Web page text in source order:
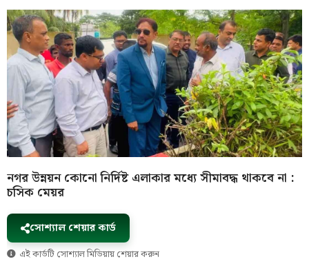
নগর উন্নয়ন কোনো নির্দিষ্ট এলাকার মধ্যে সীমাবদ্ধ থাকবে না :
চসিক মেয়র
সোশ্যাল শেয়ার কার্ড
এই কার্ডটি সোশ্যাল মিডিয়ায় শেয়ার করুন